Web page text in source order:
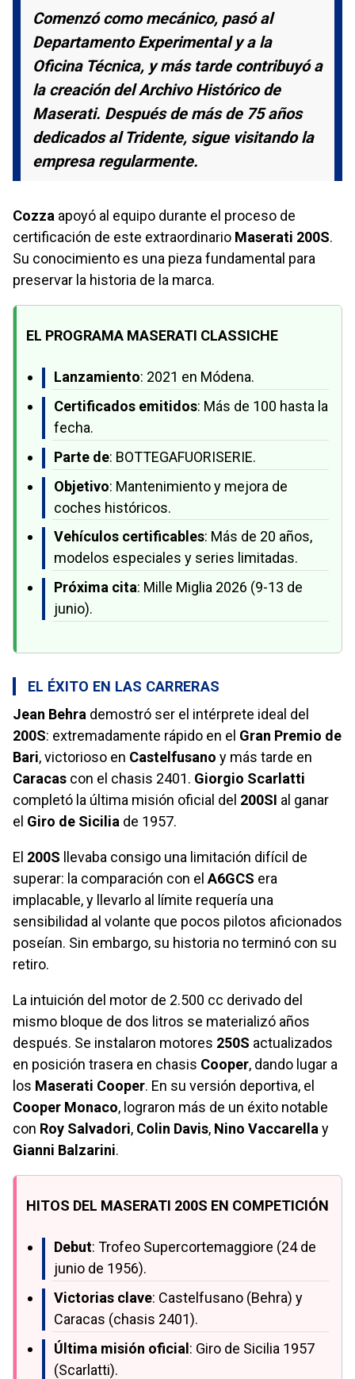
Comenzó como mecánico, pasó al
Departamento Experimental y a la
Oficina Técnica, y más tarde contribuyó a
la creación del Archivo Histórico de
Maserati. Después de más de 75 años
dedicados al Tridente, sigue visitando la
empresa regularmente.
Cozza apoyó al equipo durante el proceso de
certificación de este extraordinario Maserati 200S.
Su conocimiento es una pieza fundamental para
preservar la historia de la marca.
EL PROGRAMA MASERATI CLASSICHE
Lanzamiento: 2021 en Módena.
Certificados emitidos: Más de 100 hasta la
fecha.
Parte de: BOTTEGAFUORISERIE.
Objetivo: Mantenimiento y mejora de
coches históricos.
Vehículos certificables: Más de 20 años,
modelos especiales y series limitadas.
Próxima cita: Mille Miglia 2026 (9-13 de
junio).
EL ÉXITO EN LAS CARRERAS
Jean Behra demostró ser el intérprete ideal del
200S: extremadamente rápido en el Gran Premio de
Bari, victorioso en Castelfusano y más tarde en
Caracas con el chasis 2401. Giorgio Scarlatti
completó la última misión oficial del 200SI al ganar
el Giro de Sicilia de 1957.
El 200S llevaba consigo una limitación difícil de
superar: la comparación con el A6GCS era
implacable, y llevarlo al límite requería una
sensibilidad al volante que pocos pilotos aficionados
poseían. Sin embargo, su historia no terminó con su
retiro.
La intuición del motor de 2.500 cc derivado del
mismo bloque de dos litros se materializó años
después. Se instalaron motores 250S actualizados
en posición trasera en chasis Cooper, dando lugar a
los Maserati Cooper. En su versión deportiva, el
Cooper Monaco, lograron más de un éxito notable
con Roy Salvadori, Colin Davis, Nino Vaccarella y
Gianni Balzarini.
HITOS DEL MASERATI 200S EN COMPETICIÓN
Debut: Trofeo Supercortemaggiore (24 de
junio de 1956).
Victorias clave: Castelfusano (Behra) y
Caracas (chasis 2401).
Última misión oficial: Giro de Sicilia 1957
(Scarlatti).